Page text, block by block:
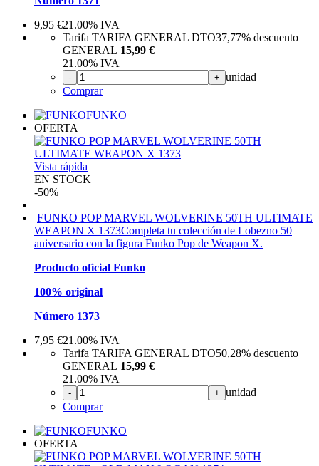
9,95 €21.00% IVA
Tarifa TARIFA GENERAL DTO37,77% descuento
GENERAL 15,99 €
21.00% IVA
- + unidad
Comprar
FUNKO
OFERTA
Vista rápida
EN STOCK
-50%
FUNKO POP MARVEL WOLVERINE 50TH ULTIMATE
WEAPON X 1373Completa tu colección de Lobezno 50
aniversario con la figura Funko Pop de Weapon X.
Producto oficial Funko
100% original
Número 1373
7,95 €21.00% IVA
Tarifa TARIFA GENERAL DTO50,28% descuento
GENERAL 15,99 €
21.00% IVA
- + unidad
Comprar
FUNKO
OFERTA